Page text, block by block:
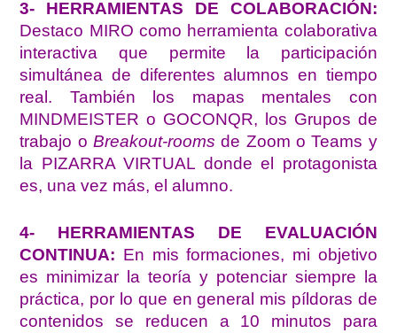
3- HERRAMIENTAS DE COLABORACIÓN:
Destaco MIRO como herramienta colaborativa
interactiva que permite la participación
simultánea de diferentes alumnos en tiempo
real. También los mapas mentales con
MINDMEISTER o GOCONQR, los Grupos de
trabajo oBreakout-roomsde Zoom o Teams y
la PIZARRA VIRTUAL donde el protagonista
es, una vez más, el alumno.
4- HERRAMIENTAS DE EVALUACIÓN
CONTINUA: En mis formaciones, mi objetivo
es minimizar la teoría y potenciar siempre la
práctica, por lo que en general mis píldoras de
contenidos se reducen a 10 minutos para